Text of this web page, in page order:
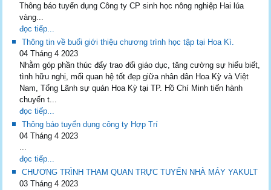
Thông báo tuyển dụng Công ty CP sinh học nông nghiệp Hai lúa
vàng...
đọc tiếp...
Thông tin về buổi giới thiệu chương trình học tập tại Hoa Kì.
04 Tháng 4 2023
Nhằm góp phần thúc đẩy trao đổi giáo dục, tăng cường sự hiểu biết,
tình hữu nghị, mối quan hệ tốt đẹp giữa nhân dân Hoa Kỳ và Việt
Nam, Tổng Lãnh sự quán Hoa Kỳ tại TP. Hồ Chí Minh tiến hành
chuyến t...
đọc tiếp...
Thông báo tuyển dụng công ty Hợp Trí
04 Tháng 4 2023
...
đọc tiếp...
CHƯƠNG TRÌNH THAM QUAN TRỰC TUYẾN NHÀ MÁY YAKULT
03 Tháng 4 2023